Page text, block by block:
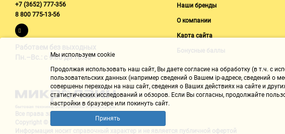
+7 (3652) 777-356
8 800 775-13-56
Работаем без выходных
Пн.–Вс.: с 9:00 до 18:00
Наши бренды
О компании
Карта сайта
Бонусные баллы
Все права защищены "Микролайн"
Copyright © 2002-2026
Информация носит справочный характер и не является публичной офертой
Мы используем cookie
Продолжая использовать наш cайт, Вы даете согласие на обработку (в т.ч. с
пользовательских данных (например сведений о Вашем ip-адресе, сведений о
совершены переходы на наш сайт, сведения о Ваших действиях на сайте и
статистических исследований и обзоров. Если Вы согласны, продолжайте
настройки в браузере или покинуть сайт.
Принять